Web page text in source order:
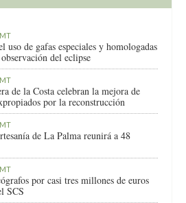
uso de gafas especiales y homologadas
del eclipse
de la Costa celebran la mejora de
por la reconstrucción
de La Palma reunirá a 48
por casi tres millones de euros
SCS